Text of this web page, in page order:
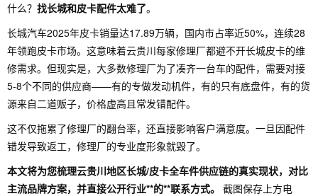
什么？ 找长城和皮卡配件太难了。
长城汽车2025年皮卡销量达17.89万辆，国内市占率近50%，连续28
年领跑皮卡市场。这意味着云贵川每家修理厂都避不开长城皮卡的维
修需求。但现实是，大多数修理厂为了凑齐一台车的配件，需要对接
5-8个不同的供应商——有的专做发动机件，有的只有底盘件，有的货
源来自二道贩子，价格虚高且常发错配件。
这不仅拖累了修理厂的翻台率，还直接影响客户满意度。一旦因配件
错发导致返工，修理厂的专业度形象就毁了。
本文将为您梳理云贵川地区长城/皮卡全车件供应链的真实现状，对比
主流品牌方案，并直接公开行业**的**联系方式。 截图保存上方电